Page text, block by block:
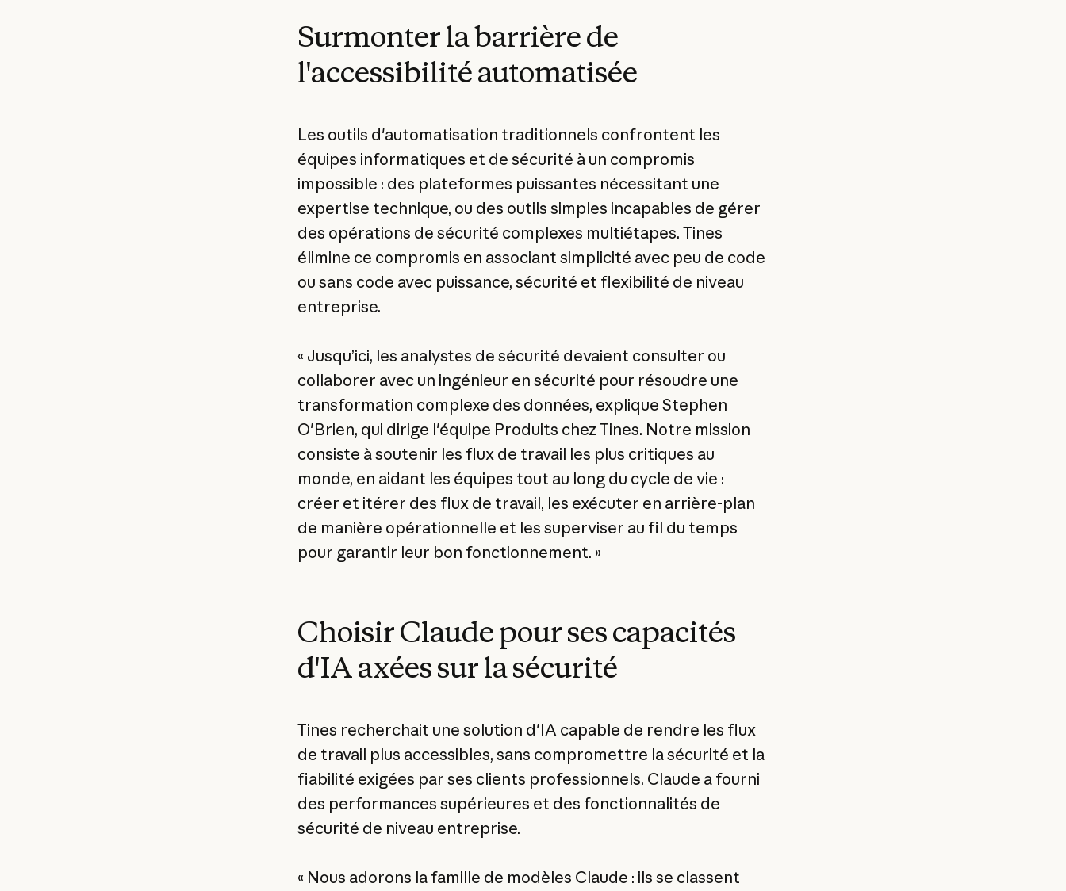
Surmonter la barrière de
l'accessibilité automatisée
Les outils d'automatisation traditionnels confrontent les
équipes informatiques et de sécurité à un compromis
impossible : des plateformes puissantes nécessitant une
expertise technique, ou des outils simples incapables de gérer
des opérations de sécurité complexes multiétapes. Tines
élimine ce compromis en associant simplicité avec peu de code
ou sans code avec puissance, sécurité et flexibilité de niveau
entreprise.
« Jusqu’ici, les analystes de sécurité devaient consulter ou
collaborer avec un ingénieur en sécurité pour résoudre une
transformation complexe des données, explique Stephen
O'Brien, qui dirige l'équipe Produits chez Tines. Notre mission
consiste à soutenir les flux de travail les plus critiques au
monde, en aidant les équipes tout au long du cycle de vie :
créer et itérer des flux de travail, les exécuter en arrière-plan
de manière opérationnelle et les superviser au fil du temps
pour garantir leur bon fonctionnement. »
Choisir Claude pour ses capacités
d'IA axées sur la sécurité
Tines recherchait une solution d'IA capable de rendre les flux
de travail plus accessibles, sans compromettre la sécurité et la
fiabilité exigées par ses clients professionnels. Claude a fourni
des performances supérieures et des fonctionnalités de
sécurité de niveau entreprise.
« Nous adorons la famille de modèles Claude : ils se classent